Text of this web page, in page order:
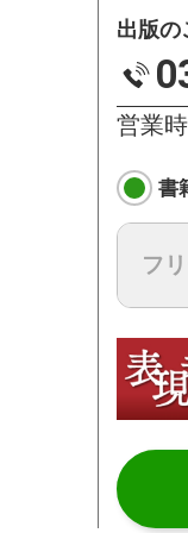
出版の
営業
書